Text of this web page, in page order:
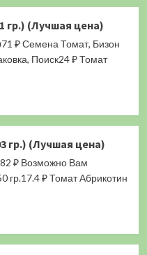
гр.) (Лучшая цена)
₽ Семена Томат, Бизон
Поиск24 ₽ Томат
гр.) (Лучшая цена)
₽ Возможно Вам
гр.17.4 ₽ Томат Абрикотин